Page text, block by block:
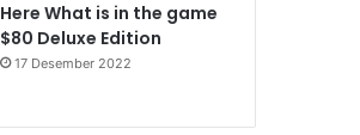
Here What is in the game
$80 Deluxe Edition
17 Desember 2022